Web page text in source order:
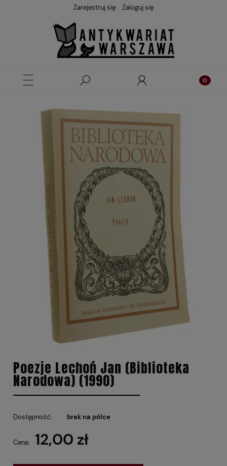
Zarejestruj się Zaloguj się
Poezje Lechoń Jan (Biblioteka
Narodowa) (1990)
Dostępność: brak na półce
Cena: 12,00 zł